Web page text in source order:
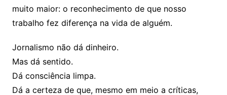
muito maior: o reconhecimento de que nosso
trabalho fez diferença na vida de alguém.
Jornalismo não dá dinheiro.
Mas dá sentido.
Dá consciência limpa.
Dá a certeza de que, mesmo em meio a críticas,